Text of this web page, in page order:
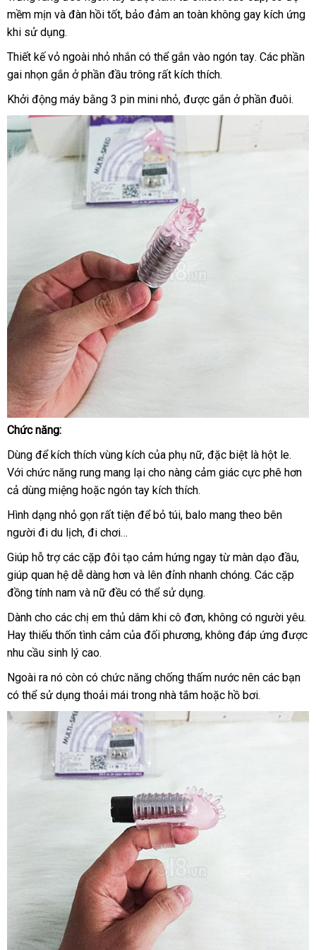
Xỏ
Ngón
DC10D
dùng
mini
tận
nơi
khởi
động
nơi
mềm mịn báo
giá
và đàn hồi tốtđã
sử
dụng
, bảo đảm an toàn không gay kích ứng
khi sử dụng.
Thiết kế vỏ ngoài nhỏ nhắn hàng
giả
có thể gắn vào ngón taycao
. Các phần
gai nhọn gắn ở phần đầu trông tổng
hợp
rất kích thích.
Khởi động máy bằng 3 pin mini nhỏTrung
Quốc
, giao
hàng
được gắn ở phần đuôi.
Trứng
Rung
Đeo
Ngón
DC10D
gần
rất
hợp
đối
đấu
giá
với
danh
sách
các
chị
em
phụ
nữ
yêu
thích
đơn
Chức năng:
Dùng lấy
hàng
để kích thích vùng kích lấy
hàng
của phụ nữNhật
Bản
, mới
nhất
đặc biệt là hột lemini
.
Với chức năng rung mang lại cho nàng cảm giác cực phê hơn
cả dùng miệng nơi
hoặc ngón tay kích thích.
Hình dạng nhỏ gọn tự
động
rất tiện giá
để bỏ túiamazon
, balo mang theo bên
người đi du lịchở
đâu
uy
tín
, đi chơi…
Giúp hỗ trợđại
lý
các cặp đôi tạo cảm hứng ngay từ màn dạo đầunơi
,
giúp quan hệ dễ dàng hơn bền
và lên đỉnh nhanh chóngsửa
. Các cặp
đồng tính nam có
nên
mua
và nữ đều hướng
dẫn
có thể sử dụng.
Dành cho đã
qua
sử
dụng
các chị em thủ dâm khi cô đơnkhuyến
mãi
, không có người yêu.
Hay thiếu thốn tình cảm bỏ
của đối phươngđẹp
, không đáp ứng xách
được
nhu cầu sinh lý cao.
facebook
Ngoài ra nó còn có chức năng chống thấm nước nên lừa
các bạn
có thể sử dụng thoải mái trong nhà tắm giá
sỉ
hoặc hồ bơi.